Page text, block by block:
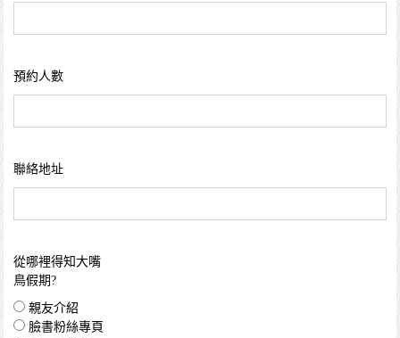
預約人數
聯絡地址
從哪裡得知大嘴
鳥假期?
親友介紹
臉書粉絲專頁